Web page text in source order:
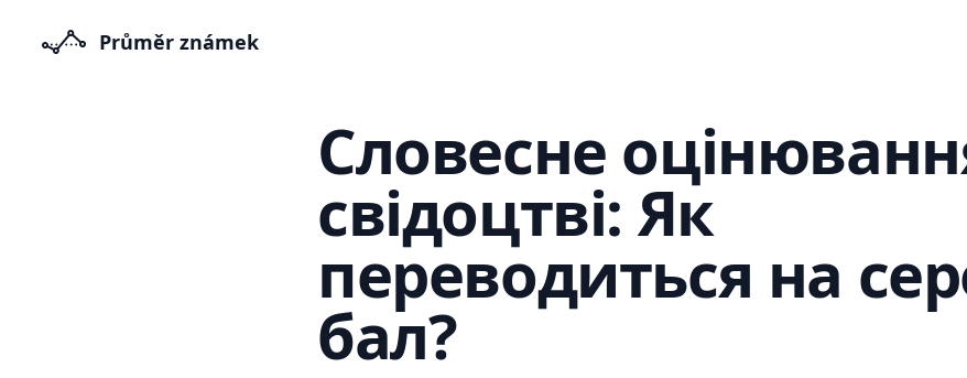
Průměr známek
Словесне
свідоцтві: Як
переводиться на
бал?